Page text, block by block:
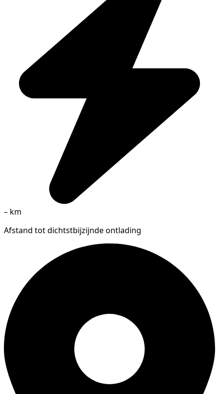
– km
Afstand tot dichtstbijzijnde ontlading